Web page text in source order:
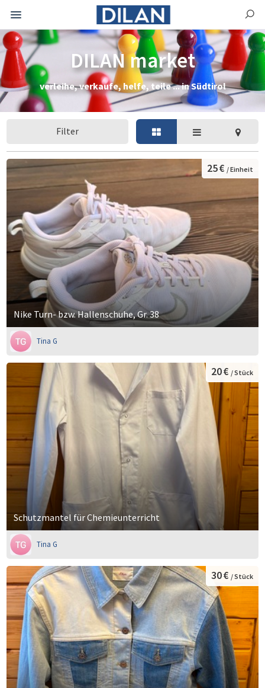
DILAN market
verleihe, verkaufe, helfe, teile ... in Südtirol
Filter
Nike Turn- bzw. Hallenschuhe, Gr. 38
25 € / Einheit
Tina G
Schutzmantel für Chemieunterricht
20 € / Stück
Tina G
30 € / Stück